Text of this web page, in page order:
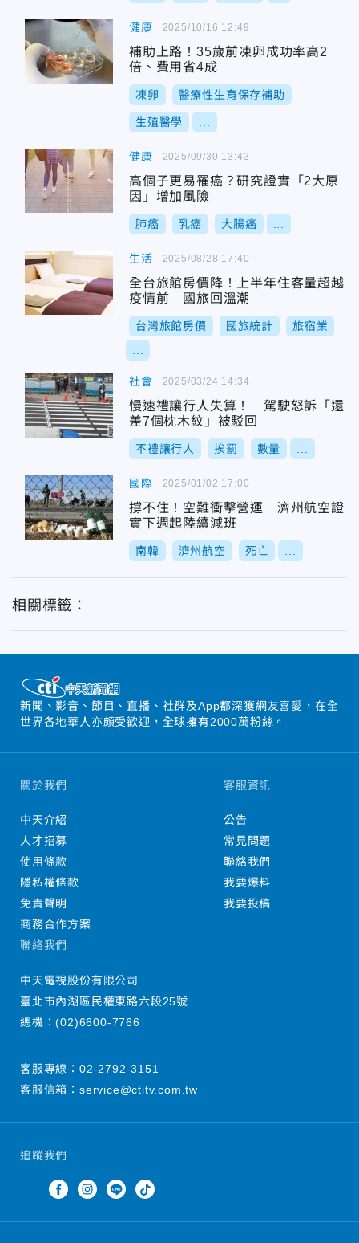
健康
補助上路！35歲前凍卵成功率高2
倍、費用省4成
凍卵 醫療性生育保存補助
生殖醫學
2025/10/16 12:49
健康
高個子更易罹癌？研究證實「2大原
因」增加風險
肺癌 乳癌 大腸癌
2025/09/30 13:43
生活
全台旅館房價降！上半年住客量超越
疫情前 國旅回溫潮
台灣旅館房價 國旅統計 旅宿業
2025/08/28 17:40
社會
慢速禮讓行人失算！ 駕駛怒訴「還
差7個枕木紋」被駁回
不禮讓行人 挨罰 數量
2025/03/24 14:34
國際
撐不住！空難衝擊營運 濟州航空證
實下週起陸續減班
南韓 濟州航空 死亡
2025/01/02 17:00
相關標籤：
新聞、影音、節目、直播、社群及App都深獲網友喜愛，在全
世界各地華人亦頗受歡迎，全球擁有2000萬粉絲。
追蹤我們
關於我們
中天介紹
人才招募
使用條款
隱私權條款
免責聲明
商務合作方案
客服資訊
公告
常見問題
聯絡我們
我要爆料
我要投稿
聯絡我們
中天電視股份有限公司
臺北市內湖區民權東路六段25號
總機：(02)6600-7766
客服專線： 02-2792-3151
客服信箱： service@ctitv.com.tw